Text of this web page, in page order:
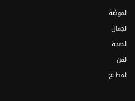
الموضة
الجمال
الصحة
الفن
المطبخ